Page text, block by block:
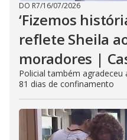
DO R7/16/07/2026
‘Fizemos
reflete Sheila
moradores |
Policial também agradeceu
81 dias de confinamento